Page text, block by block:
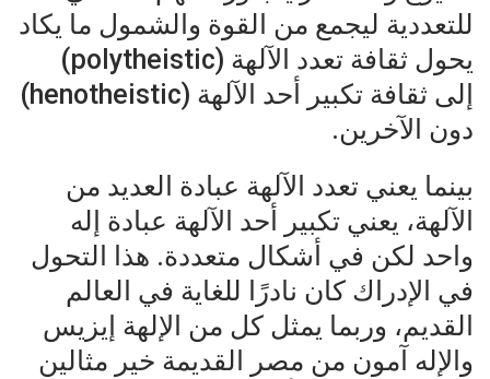
للتعددية ليجمع من القوة والشمول ما يكاد
يحول ثقافة تعدد الآلهة (polytheistic)
إلى ثقافة تكبير أحد الآلهة (henotheistic)
دون الآخرين.
بينما يعني تعدد الآلهة عبادة العديد من
الآلهة، يعني تكبير أحد الآلهة عبادة إله
واحد لكن في أشكال متعددة. هذا التحول
في الإدراك كان نادرًا للغاية في العالم
القديم، وربما يمثل كل من الإلهة إيزيس
والإله آمون من مصر القديمة خير مثالين